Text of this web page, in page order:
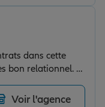
dans cette
bon relationnel. Je
Voir l'agence